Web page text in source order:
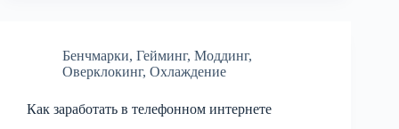
Бенчмарки, Гейминг, Моддинг,
Оверклокинг, Охлаждение
Как заработать в телефонном интернете